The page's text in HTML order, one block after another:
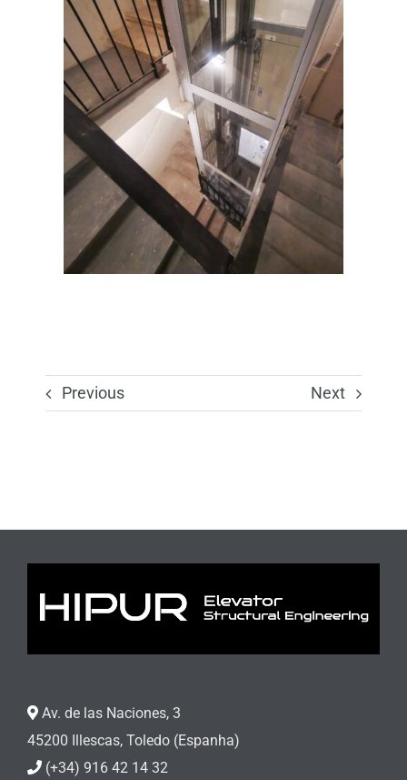
Previous Next
Av. de las Naciones, 3
45200 Illescas, Toledo (Espanha)
(+34) 916 42 14 32